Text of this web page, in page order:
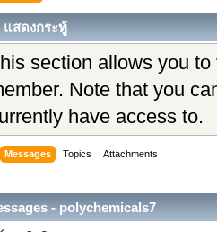
แสดงกระทู้
section allows you
Note that you
have access to.
Messages Topics Attachments
- polychemicals7